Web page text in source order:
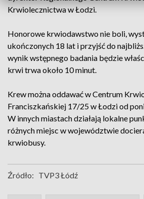
Krwiolecznictwa w Łodzi.
Honorowe krwiodawstwo nie boli,
ukończonych 18 lat i przyjść do
wynik wstępnego badania będzie
krwi trwa około 10 minut.
Krew można oddawać w Centrum
Franciszkańskiej 17/25 w Łodzi od
W innych miastach działają lokalne
różnych miejsc w województwie
krwiobusy.
Źródło: TVP3 Łódź